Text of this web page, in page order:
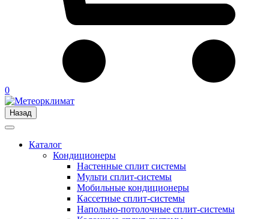
0
Назад
Каталог
Кондиционеры
Настенные сплит системы
Мульти сплит-системы
Мобильные кондиционеры
Кассетные сплит-системы
Напольно-потолочные сплит-системы